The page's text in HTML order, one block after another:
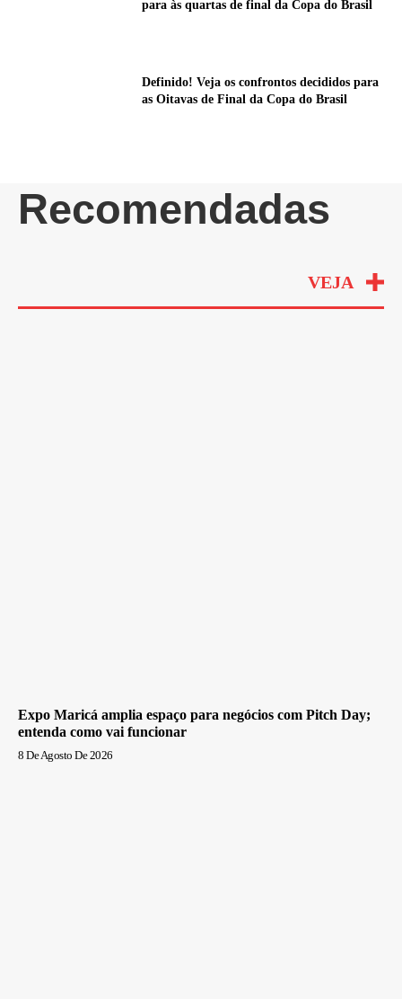
para às quartas de final da Copa do Brasil
Definido! Veja os confrontos decididos para
as Oitavas de Final da Copa do Brasil
Recomendadas
VEJA
Expo Maricá amplia espaço para negócios com Pitch Day;
entenda como vai funcionar
8 De Agosto De 2026